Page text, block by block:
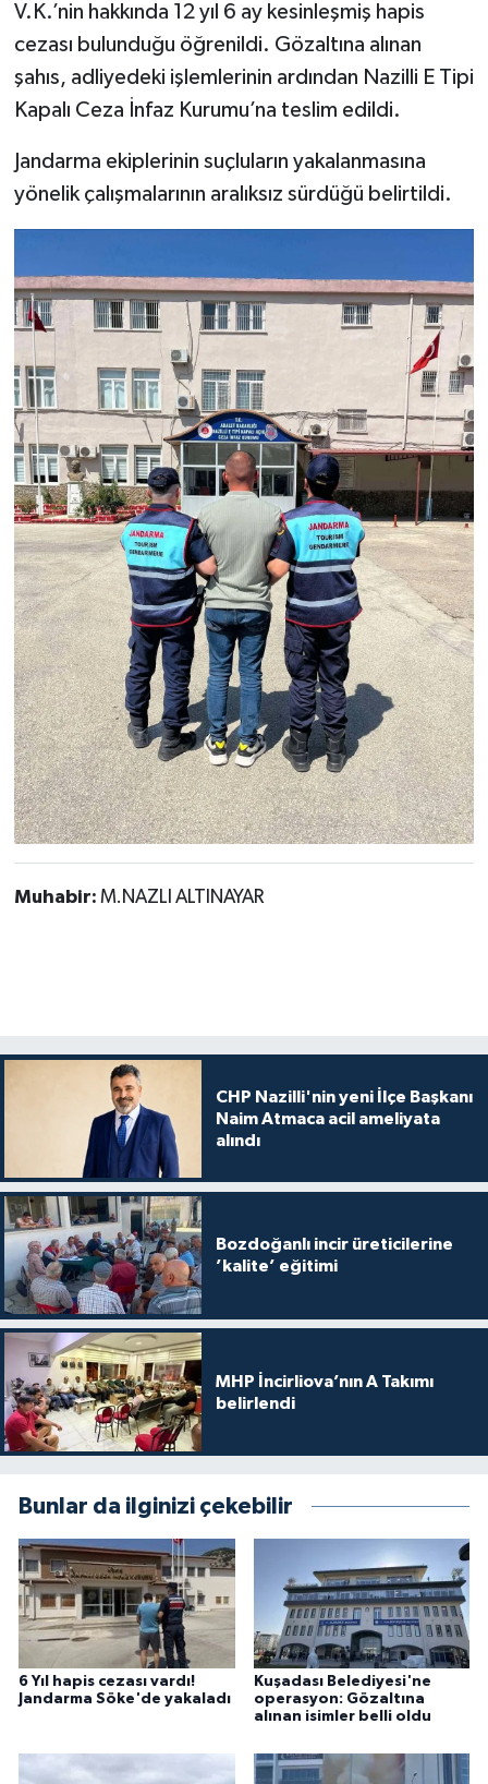
V.K.’nin hakkında 12 yıl 6 ay kesinleşmiş hapis
cezası bulunduğu öğrenildi. Gözaltına alınan
şahıs, adliyedeki işlemlerinin ardından Nazilli E Tipi
Kapalı Ceza İnfaz Kurumu’na teslim edildi.
Jandarma ekiplerinin suçluların yakalanmasına
yönelik çalışmalarının aralıksız sürdüğü belirtildi.
Muhabir: M.NAZLI ALTINAYAR
CHP Nazilli'nin yeni İlçe Başkanı
Naim Atmaca acil ameliyata
alındı
Bozdoğanlı incir üreticilerine
’kalite’ eğitimi
MHP İncirliova’nın A Takımı
belirlendi
Bunlar da ilginizi çekebilir
6 Yıl hapis cezası vardı!
Jandarma Söke'de yakaladı
Kuşadası Belediyesi'ne
operasyon: Gözaltına
alınan isimler belli oldu